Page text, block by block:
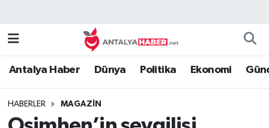
Antalya Haber Dünya Politika Ekonomi
HABERLER MAGAZIN
Namaz Vakitleri